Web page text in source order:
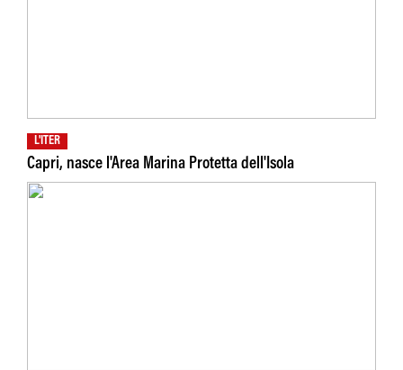
L'ITER
Capri, nasce l'Area Marina Protetta dell'Isola